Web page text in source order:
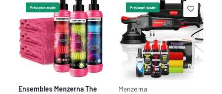
Précommander
Ensembles Menzerna The
Précommander
Menzerna